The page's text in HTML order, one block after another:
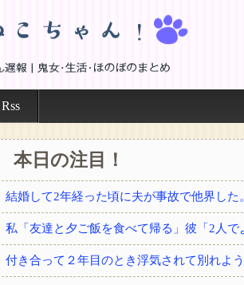
Rss
本日の注目！
付き合って２年目のとき浮気されて別れよ